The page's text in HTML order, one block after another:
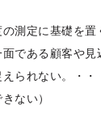
測定に基礎を置
である顧客や見
られない。・・
ない）